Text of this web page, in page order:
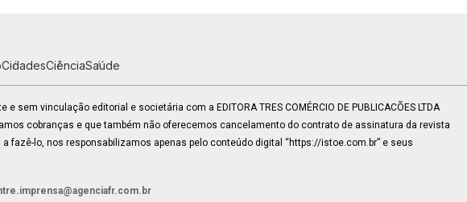
CidadesCiênciaSaúde
e sem vinculação editorial e societária com a EDITORA TRES COMÉRCIO DE PUBLICACÕES LTDA
cobranças e que também não oferecemos cancelamento do contrato de assinatura da revista
fazê-lo, nos responsabilizamos apenas pelo conteúdo digital “https://istoe.com.br” e seus